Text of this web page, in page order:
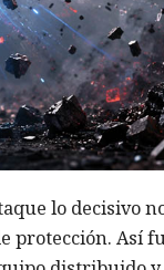
lo decisivo
protección. Así